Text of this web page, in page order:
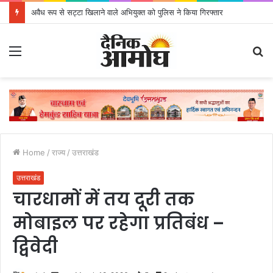
अवैध रूप से सट्टा खिलाने वाले अभियुक्त को पुलिस ने किया गिरफ्तार
Home / राज्य / उत्तराखंड
उत्तराखंड
चारधामों में तय दूरी तक
मोबाइल पर रहेगा प्रतिबंध –
द्विवेदी